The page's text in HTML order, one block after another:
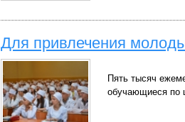
Для привлечения
Пять тысяч
обучающиеся по